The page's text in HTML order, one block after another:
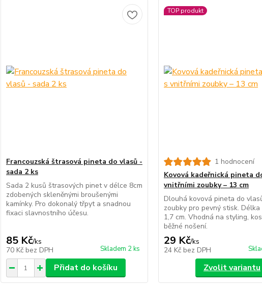
Francouzská štrasová pineta do vlasů -
sada 2 ks
Sada 2 kusů štrasových pinet v délce 8cm
zdobených skleněnými broušenými
kamínky. Pro dokonalý třpyt a snadnou
fixaci slavnostního účesu.
85 Kč/ks
70 Kč bez DPH Skladem 2 ks
Přidat do košíku
TOP produkt
1 hodnocení
Kovová kadeřnická pineta
vnitřními zoubky – 13 cm
Dlouhá kovová pineta do
zoubky pro pevný stisk. Délka
1,7 cm. Vhodná na styling,
běžné nošení.
29 Kč/ks
24 Kč bez DPH
Zvolit variantu